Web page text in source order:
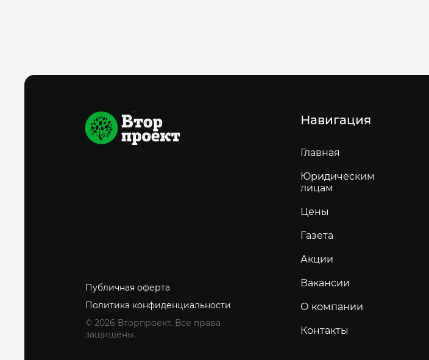
Публичная оферта
Политика конфиденциальности
© 2026 Вторпроект. Все права
защищены.
Навигация
Главная
Юридическим
лицам
Цены
Газета
Акции
Вакансии
О компании
Контакты